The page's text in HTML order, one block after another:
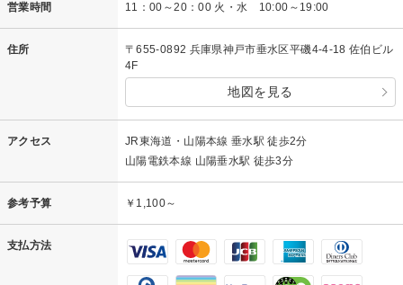
営業時間 11：00～20：00 火・水 10:00～19:00
住所
〒655-0892 兵庫県神戸市垂水区平磯4-4-18 佐伯ビル
4F
地図を見る
アクセス
JR東海道・山陽本線 垂水駅 徒歩2分
山陽電鉄本線 山陽垂水駅 徒歩3分
参考予算 ￥1,100～
支払方法